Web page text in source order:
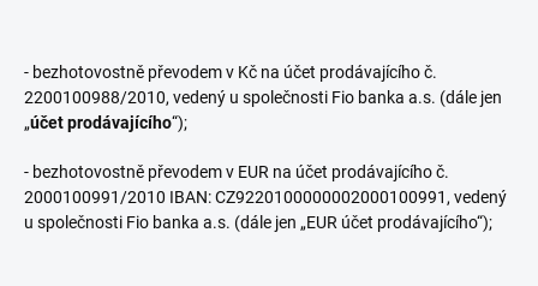
- bezhotovostně převodem v Kč na účet prodávajícího č.
2200100988/2010, vedený u společnosti Fio banka a.s. (dále jen
„účet prodávajícího“);
- bezhotovostně převodem v EUR na účet prodávajícího č.
2000100991/2010 IBAN: CZ9220100000002000100991, vedený
u společnosti Fio banka a.s. (dále jen „EUR účet prodávajícího“);